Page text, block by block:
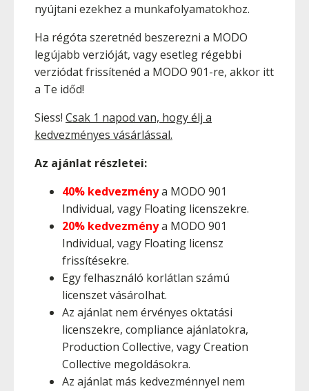
nyújtani ezekhez a munkafolyamatokhoz.
Ha régóta szeretnéd beszerezni a MODO
legújabb verzióját, vagy esetleg régebbi
verziódat frissítenéd a MODO 901-re, akkor itt
a Te időd!
Siess! Csak 1 napod van, hogy élj a
kedvezményes vásárlással.
Az ajánlat részletei:
40% kedvezménya MODO 901
Individual, vagy Floating licenszekre.
20% kedvezménya MODO 901
Individual, vagy Floating licensz
frissítésekre.
Egy felhasználó korlátlan számú
licenszet vásárolhat.
Az ajánlat nem érvényes oktatási
licenszekre, compliance ajánlatokra,
Production Collective, vagy Creation
Collective megoldásokra.
Az ajánlat más kedvezménnyel nem